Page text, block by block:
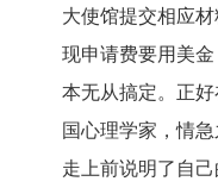
大使馆提交相应
现申请费要用美
本无从搞定。正
国心理学家，情
走上前说明了自